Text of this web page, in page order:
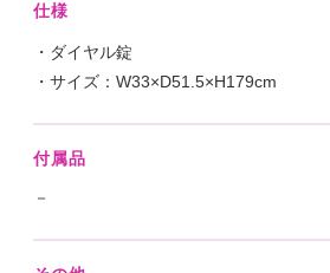
仕様
・ダイヤル錠
・サイズ：W33×D51.5×H179cm
付属品
－